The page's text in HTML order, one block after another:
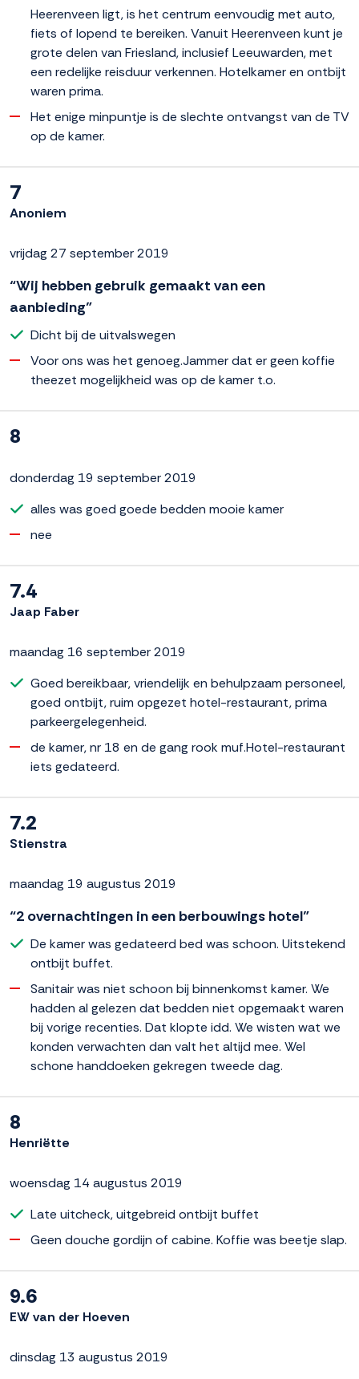
Heerenveen ligt, is het centrum eenvoudig met auto,
fiets of lopend te bereiken. Vanuit Heerenveen kunt je
grote delen van Friesland, inclusief Leeuwarden, met
een redelijke reisduur verkennen. Hotelkamer en ontbijt
waren prima.
Het enige minpuntje is de slechte ontvangst van de TV
op de kamer.
7
Anoniem
vrijdag 27 september 2019
“Wij hebben gebruik gemaakt van een
aanbieding”
Dicht bij de uitvalswegen
Voor ons was het genoeg.Jammer dat er geen koffie
theezet mogelijkheid was op de kamer t.o.
8
donderdag 19 september 2019
alles was goed goede bedden mooie kamer
nee
7.4
Jaap Faber
maandag 16 september 2019
Goed bereikbaar, vriendelijk en behulpzaam personeel,
goed ontbijt, ruim opgezet hotel-restaurant, prima
parkeergelegenheid.
de kamer, nr 18 en de gang rook muf.Hotel-restaurant
iets gedateerd.
7.2
Stienstra
maandag 19 augustus 2019
“2 overnachtingen in een berbouwings hotel”
De kamer was gedateerd bed was schoon. Uitstekend
ontbijt buffet.
Sanitair was niet schoon bij binnenkomst kamer. We
hadden al gelezen dat bedden niet opgemaakt waren
bij vorige recenties. Dat klopte idd. We wisten wat we
konden verwachten dan valt het altijd mee. Wel
schone handdoeken gekregen tweede dag.
8
Henriëtte
woensdag 14 augustus 2019
Late uitcheck, uitgebreid ontbijt buffet
Geen douche gordijn of cabine. Koffie was beetje slap.
9.6
EW van der Hoeven
dinsdag 13 augustus 2019